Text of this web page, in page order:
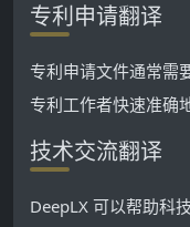
专利申请翻译
专利申请文件通常需
专利工作者快速准确
技术交流翻译
DeepLX 可以帮助科